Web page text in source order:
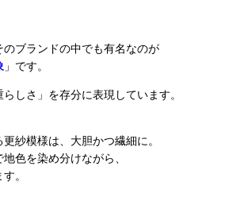
ブランドの中でも有名なのが
」です。
しさ」を存分に表現しています。
紗模様は、大胆かつ繊細に。
色を染め分けながら、
。